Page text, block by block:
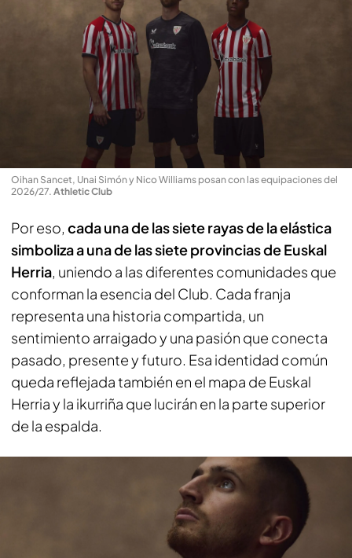
Oihan Sancet, Unai Simón y Nico Williams posan con las equipaciones del
2026/27. Athletic Club
Por eso, cada una de las siete rayas de la elástica
simboliza a una de las siete provincias de Euskal
Herria , uniendo a las diferentes comunidades que
conforman la esencia del Club. Cada franja
representa una historia compartida, un
sentimiento arraigado y una pasión que conecta
pasado, presente y futuro. Esa identidad común
queda reflejada también en el mapa de Euskal
Herria y la ikurriña que lucirán en la parte superior
de la espalda.